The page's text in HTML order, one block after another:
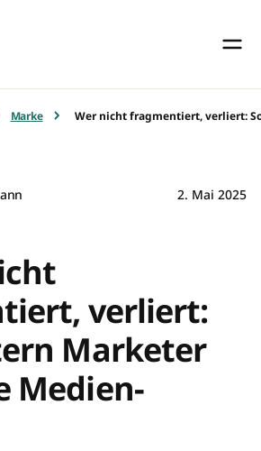
Marke Wer nicht fragmentiert, verliert:
2. Mai 2025
verliert:
Marketer
Medien-